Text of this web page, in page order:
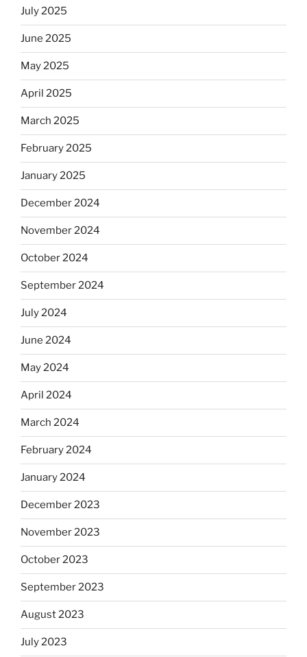
July 2025
June 2025
May 2025
April 2025
March 2025
February 2025
January 2025
December 2024
November 2024
October 2024
September 2024
July 2024
June 2024
May 2024
April 2024
March 2024
February 2024
January 2024
December 2023
November 2023
October 2023
September 2023
August 2023
July 2023